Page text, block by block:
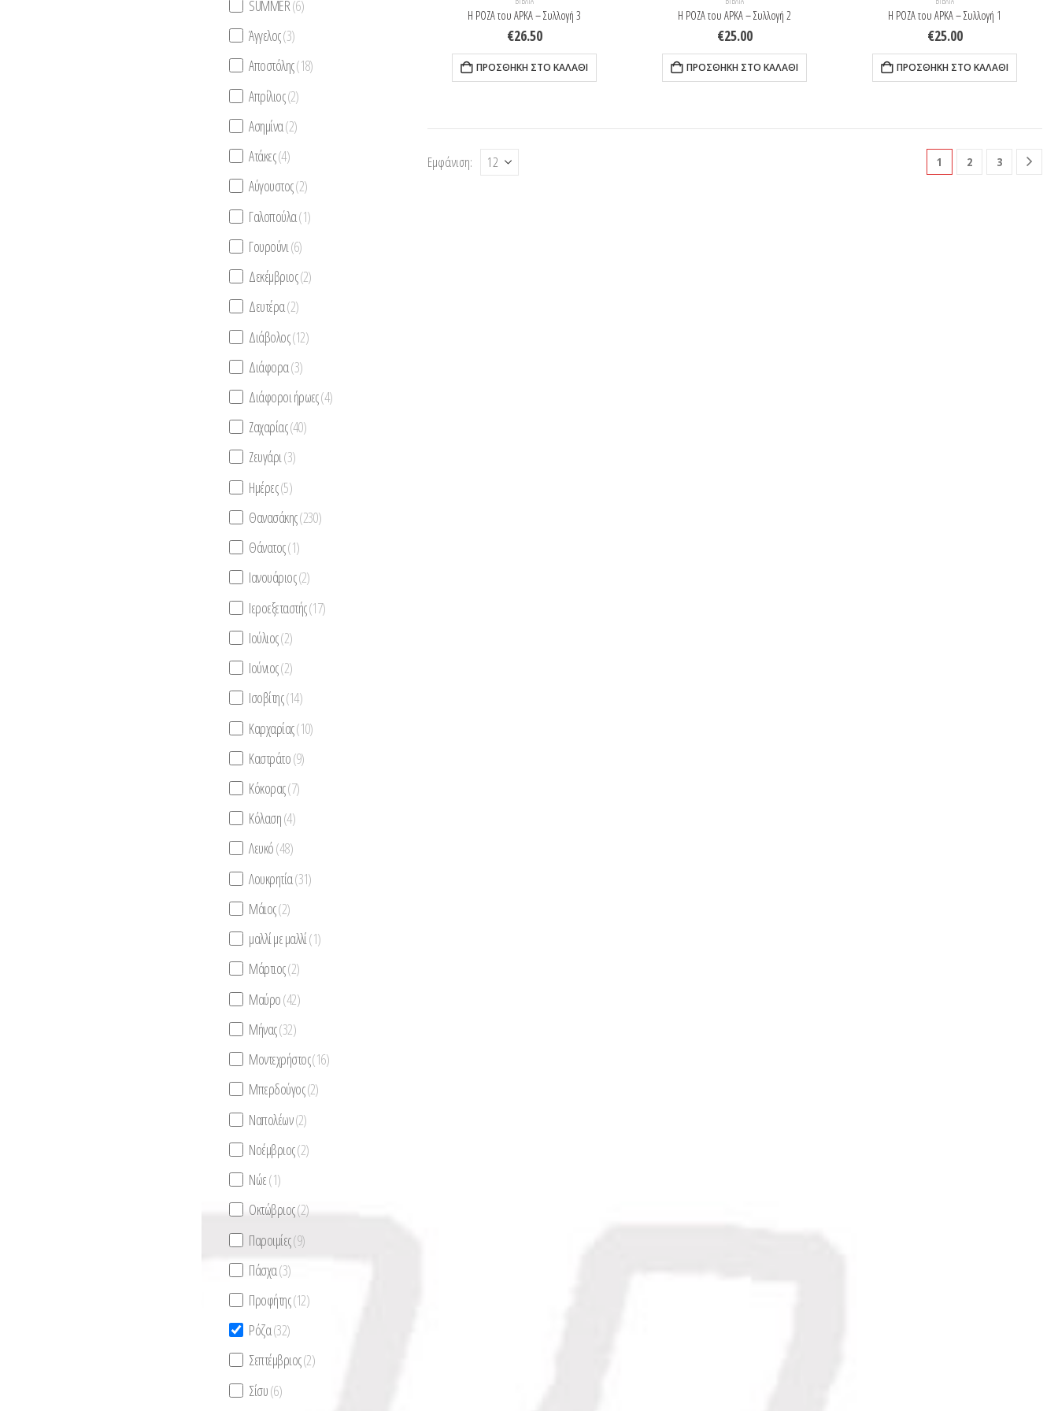
Η ΡΟΖΑ του ΑΡΚΑ – Συλλογή 3
€26.50
ΠΡΟΣΘΉΚΗ ΣΤΟ ΚΑΛΆΘΙ
Η ΡΟΖΑ του ΑΡΚΑ – Συλλογή 2
€25.00
ΠΡΟΣΘΉΚΗ ΣΤΟ ΚΑΛΆΘΙ
Η ΡΟΖΑ του ΑΡΚΑ – Συλλογή 1
€25.00
ΠΡΟΣΘΉΚΗ ΣΤΟ ΚΑΛΆΘΙ
Εμφάνιση: 1 2 3
SUMMER(6)
Άγγελος(3)
Αποστόλης(18)
Απρίλιος(2)
Ασημίνα(2)
Ατάκες(4)
Αύγουστος(2)
Γαλοπούλα(1)
Γουρούνι (6)
Δεκέμβριος(2)
Δευτέρα(2)
Διάβολος(12)
Διάφορα(3)
Διάφοροι ήρωες(4)
Ζαχαρίας(40)
Ζευγάρι(3)
Ημέρες(5)
Θανασάκης(230)
Θάνατος(1)
Ιανουάριος(2)
Ιεροεξεταστής(17)
Ιούλιος(2)
Ιούνιος(2)
Ισοβίτης(14)
Καρχαρίας(10)
Καστράτο(9)
Κόκορας(7)
Κόλαση(4)
Λευκό(48)
Λουκρητία(31)
Μάιος(2)
μαλλί με μαλλί(1)
Μάρτιος(2)
Μαύρο(42)
Μήνας(32)
Μοντεχρήστος(16)
Μπερδούγος(2)
Ναπολέων(2)
Νοέμβριος(2)
Νώε(1)
Οκτώβριος(2)
Παροιμίες(9)
Πάσχα(3)
Προφήτης(12)
Ρόζα(32)
Σεπτέμβριος(2)
Σίσυ(6)